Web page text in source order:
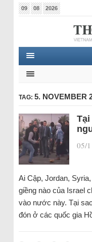
09 08 2026
TAG: 5. NOVEMBER
05/
Ai Cập, Jordan,
giềng nào của Israel
vào nước này. Tại
đón ở các quốc gia